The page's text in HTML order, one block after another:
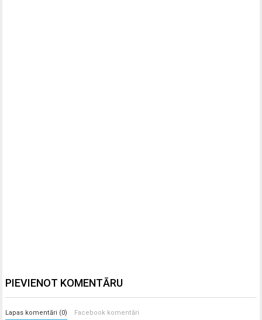
PIEVIENOT KOMENTĀRU
Lapas komentāri (0) Facebook komentāri